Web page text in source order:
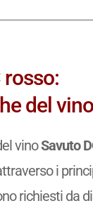
rosso:
del vino
vinoSavuto
i
richiesti da